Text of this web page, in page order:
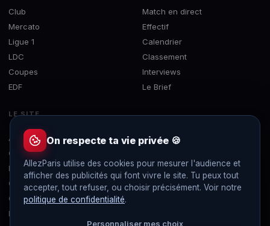
Club
Mercato
Ligue 1
LDC
Coupes
EDF
Match en direct
Effectif
Calendrier
Classement
Interviews
Le Brief
LE SITE
À propos
Contact
Mentions légales
Confidentialité
Gérer les cookies
Flux RSS
On respecte ta vie privée 🍪
AllezParis utilise des cookies pour mesurer l'audience et
afficher des publicités qui font vivre le site. Tu peux tout
accepter, tout refuser, ou choisir précisément. Voir notre
politique de confidentialité.
Personnaliser mes choix